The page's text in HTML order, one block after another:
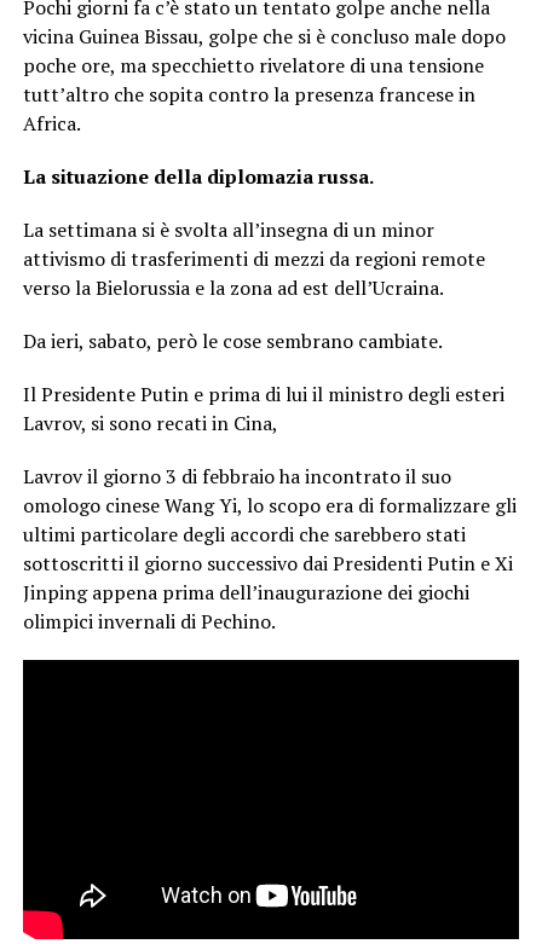
Pochi giorni fa c’è stato un tentato golpe anche nella
vicina Guinea Bissau, golpe che si è concluso male dopo
poche ore, ma specchietto rivelatore di una tensione
tutt’altro che sopita contro la presenza francese in
Africa.
La situazione della diplomazia russa.
La settimana si è svolta all’insegna di un minor
attivismo di trasferimenti di mezzi da regioni remote
verso la Bielorussia e la zona ad est dell’Ucraina.
Da ieri, sabato, però le cose sembrano cambiate.
Il Presidente Putin e prima di lui il ministro degli esteri
Lavrov, si sono recati in Cina,
Lavrov il giorno 3 di febbraio ha incontrato il suo
omologo cinese Wang Yi, lo scopo era di formalizzare gli
ultimi particolare degli accordi che sarebbero stati
sottoscritti il giorno successivo dai Presidenti Putin e Xi
Jinping appena prima dell’inaugurazione dei giochi
olimpici invernali di Pechino.